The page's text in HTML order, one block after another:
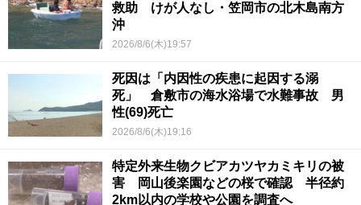
救助 けが人なし・笠岡市の北木島南方
沖
2026/8/6(木)19:57
死因は「内因性の疾患に起因する溺
死」 倉敷市の海水浴場で水難事故 男
性(69)死亡
2026/8/6(木)19:16
特定外来生物クビアカツヤカミキリの被
害 岡山後楽園などの桜で確認 半径約
2km以内の学校や公園を調査へ